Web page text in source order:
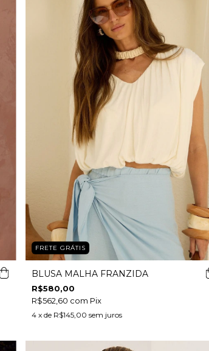
FRETE GRÁTIS
BLUSA MALHA FRANZIDA
R$580,00
R$562,60 com Pix
4 x de R$145,00 sem juros